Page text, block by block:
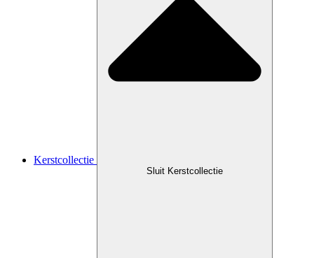
Kerstcollectie
Sluit Kerstcollectie